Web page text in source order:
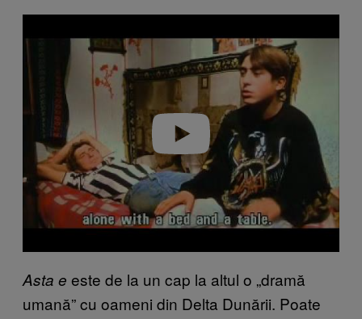
Asta e este de la un cap la altul o „dramă
umană” cu oameni din Delta Dunării. Poate